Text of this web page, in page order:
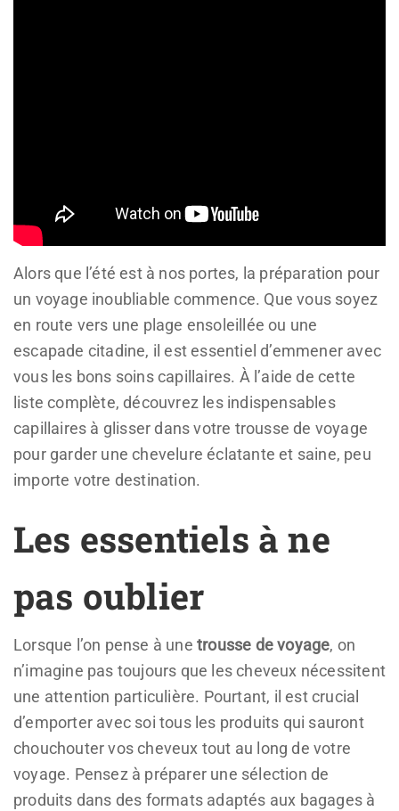
Alors que l’été est à nos portes, la préparation pour
un voyage inoubliable commence. Que vous soyez
en route vers une plage ensoleillée ou une
escapade citadine, il est essentiel d’emmener avec
vous les bons soins capillaires. À l’aide de cette
liste complète, découvrez les indispensables
capillaires à glisser dans votre trousse de voyage
pour garder une chevelure éclatante et saine, peu
importe votre destination.
Les essentiels à ne
pas oublier
Lorsque l’on pense à une trousse de voyage, on
n’imagine pas toujours que les cheveux nécessitent
une attention particulière. Pourtant, il est crucial
d’emporter avec soi tous les produits qui sauront
chouchouter vos cheveux tout au long de votre
voyage. Pensez à préparer une sélection de
produits dans des formats adaptés aux bagages à